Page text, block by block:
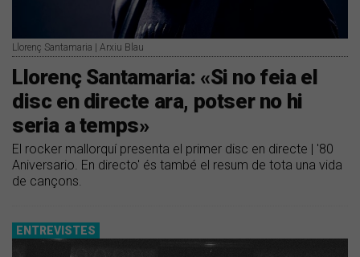
Llorenç Santamaria | Arxiu Blau
Llorenç Santamaria: «Si no feia el
disc en directe ara, potser no hi
seria a temps»
El rocker mallorquí presenta el primer disc en directe | '80
Aniversario. En directo' és també el resum de tota una vida
de cançons.
ENTREVISTES